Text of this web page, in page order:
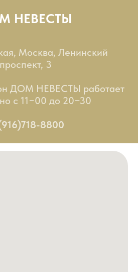
НЕВЕСТЫ
Москва, Ленинский
проспект, 3
ДОМ НЕВЕСТЫ работает
с 11−00 до 20−30
8800